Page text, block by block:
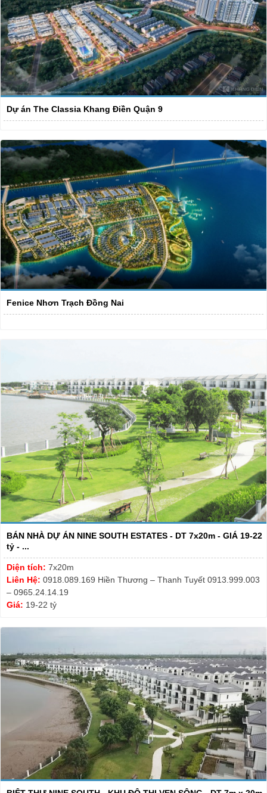
Dự án The Classia Khang Điền Quận 9
Fenice Nhơn Trạch Đồng Nai
BÁN NHÀ DỰ ÁN NINE SOUTH ESTATES - DT 7x20m - GIÁ 19-22
tỷ - ...
Diện tích: 7x20m
Liên Hệ: 0918.089.169 Hiền Thương – Thanh Tuyết 0913.999.003
– 0965.24.14.19
Giá: 19-22 tỷ